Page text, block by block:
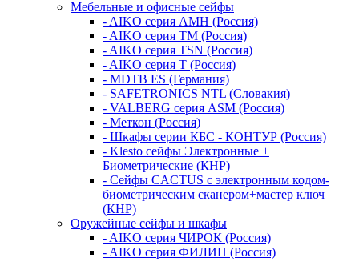
Мебельные и офисные сейфы
- AIKO серия AMH (Россия)
- AIKO серия TM (Россия)
- AIKO серия TSN (Россия)
- AIKO серия Т (Россия)
- MDTB ES (Германия)
- SAFETRONICS NTL (Словакия)
- VALBERG серия ASM (Россия)
- Меткон (Россия)
- Шкафы серии КБС - КОНТУР (Россия)
- Klesto сейфы Электронные +
Биометрические (КНР)
- Сейфы CACTUS с электронным кодом-
биометрическим сканером+мастер ключ
(КНР)
Оружейные сейфы и шкафы
- AIKO серия ЧИРОК (Россия)
- AIKO серия ФИЛИН (Россия)